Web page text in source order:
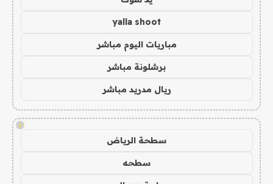
yalla shoot
مباريات اليوم مباشر
برشلونة مباشر
ريال مدريد مباشر
!
سطحة الرياض
سطحه